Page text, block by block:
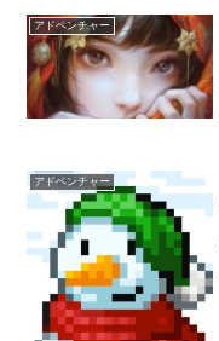
アドベンチャー
アドベンチャー